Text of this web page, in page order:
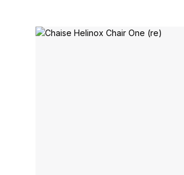
Ignorer la galerie d'images